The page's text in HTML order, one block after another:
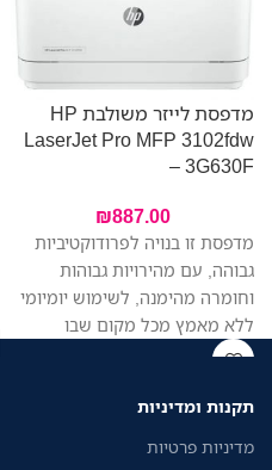
מדפסת לייזר משולבת HP
LaserJet Pro MFP 3102fdw
– 3G630F
₪887.00
מדפסת זו בנויה לפרודוקטיביות
גבוהה, עם מהירויות גבוהות
וחומרה מהימנה, לשימוש יומיומי
ללא מאמץ מכל מקום שבו
העבודה מתבצעת, כך שתוכלו
תקנות ומדיניות
מדיניות פרטיות